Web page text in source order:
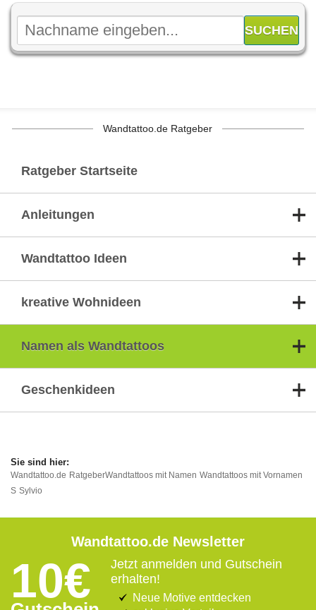
Wandtattoo.de Ratgeber
Ratgeber Startseite
Anleitungen
Wandtattoo Ideen
kreative Wohnideen
Namen als Wandtattoos
Geschenkideen
Wandtattoo.de RatgeberWandtattoos mit Namen Wandtattoos mit Vornamen
S Sylvio
Wandtattoo.de Newsletter
10€
Jetzt anmelden und Gutschein
erhalten!
Neue Motive entdecken